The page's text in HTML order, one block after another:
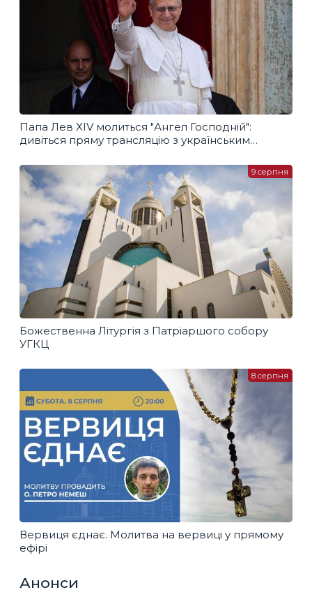
Папа Лев XIV молиться "Ангел Господній":
дивіться пряму трансляцію з українським
Божественна Літургія з Патріаршого собору
УГКЦ
9 серпня
Вервиця єднає. Молитва на вервиці у прямому
ефірі
8 серпня
Анонси